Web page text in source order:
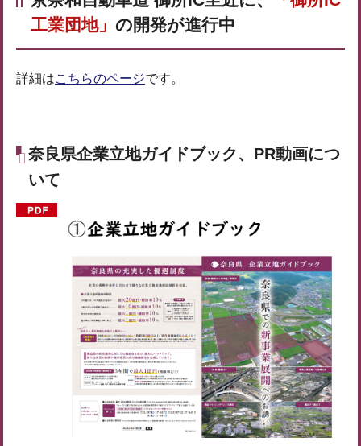
工業団地」 の開発が進行中
詳細はこちらのページです。
奈良県企業立地ガイドブック、PR動画につ
いて